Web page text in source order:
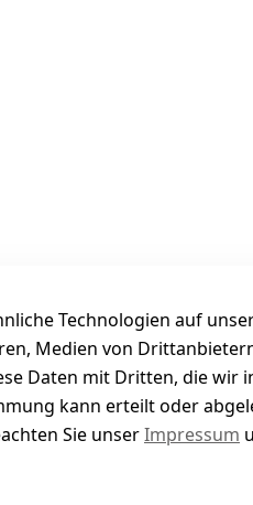
für diesen Artikel
Technologien auf
Medien von
Daten mit Dritten, die
kann erteilt oder
Sie unserImpressum